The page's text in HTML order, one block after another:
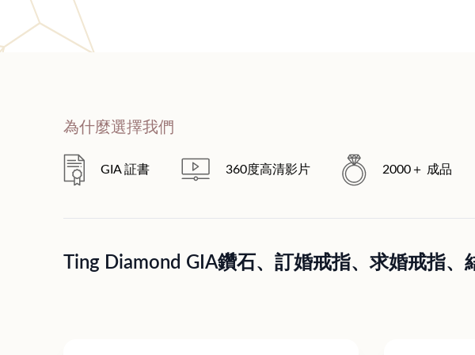
為什麼選擇我們
GIA 証書 360度高清影片 2000＋ 成品
Ting Diamond GIA鑽石、訂婚戒指、求婚戒指、